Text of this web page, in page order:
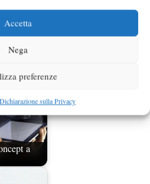
Accetta
Nega
preferenze
Dichiarazione sulla Privacy
spia
a